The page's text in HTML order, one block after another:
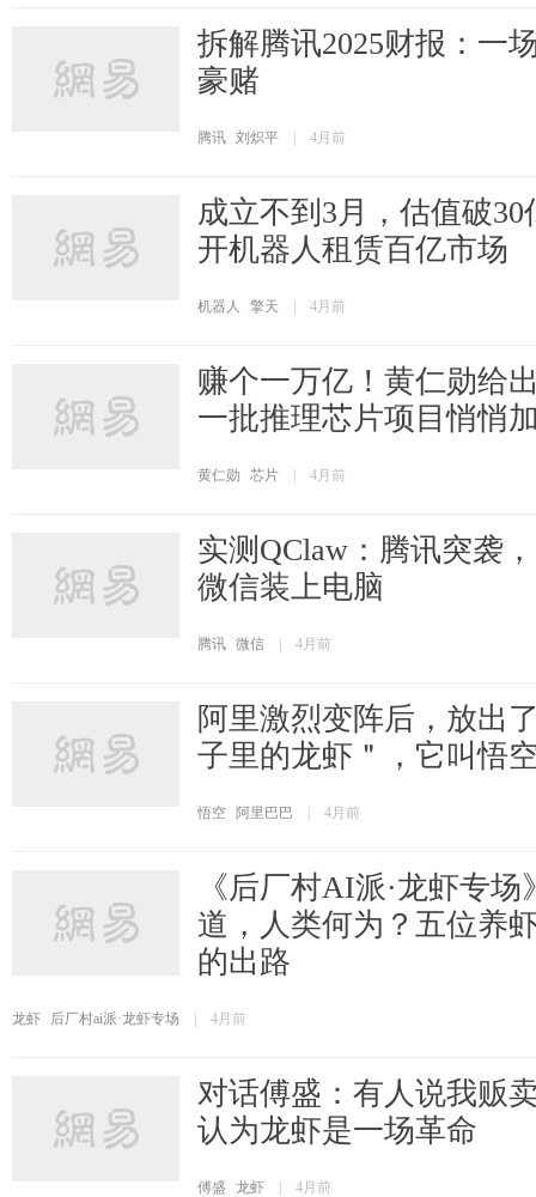
拆解腾讯2025财报：一
豪赌
腾讯 刘炽平 4月前
成立不到3月，估值破
开机器人租赁百亿市场
机器人 擎天 4月前
赚个一万亿！黄仁勋给
一批推理芯片项目悄悄
黄仁勋 芯片 4月前
实测QClaw：腾讯突袭
微信装上电脑
腾讯 微信 4月前
阿里激烈变阵后，放出
子里的龙虾＂，它叫悟
悟空 阿里巴巴 4月前
《后厂村AI派·龙虾专场
道，人类何为？五位养
的出路
龙虾 后厂村ai派·龙虾专场 4月前
对话傅盛：有人说我贩
认为龙虾是一场革命
傅盛 龙虾 4月前